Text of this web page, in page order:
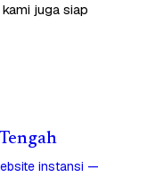
juga siap
instansi —